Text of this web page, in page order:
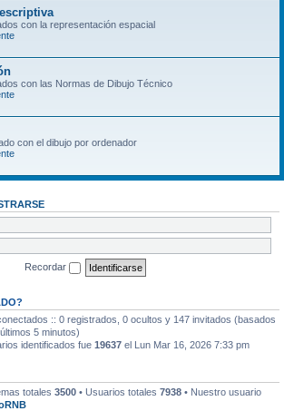
con la representación espacial
con las Normas de Dibujo Técnico
con el dibujo por ordenador
Recordar
:: 0 registrados, 0 ocultos y 147 invitados (basados
5 minutos)
identificados fue 19637 el Lun Mar 16, 2026 7:33 pm
totales 3500 • Usuarios totales 7938 • Nuestro usuario